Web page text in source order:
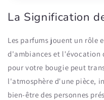
La Signification
Les parfums jouent un rôle
d'ambiances et l'évocation
pour votre bougie peut
l'atmosphère d'une pièce,
bien-être des personnes